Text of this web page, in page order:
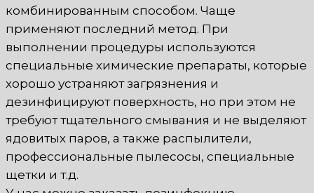
комбинированным способом. Чаще
применяют последний метод. При
выполнении процедуры используются
специальные химические препараты, которые
хорошо устраняют загрязнения и
дезинфицируют поверхность, но при этом не
требуют тщательного смывания и не выделяют
ядовитых паров, а также распылители,
профессиональные пылесосы, специальные
щетки и т.д.